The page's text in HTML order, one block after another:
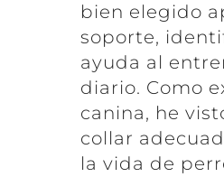
bien elegido
soporte,
ayuda al
diario. Como
canina, he
collar
la vida de